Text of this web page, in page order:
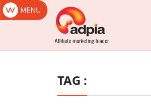
TAG :